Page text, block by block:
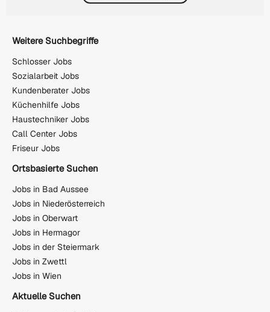
Weitere Suchbegriffe
Schlosser Jobs
Sozialarbeit Jobs
Kundenberater Jobs
Küchenhilfe Jobs
Haustechniker Jobs
Call Center Jobs
Friseur Jobs
Ortsbasierte Suchen
Jobs in Bad Aussee
Jobs in Niederösterreich
Jobs in Oberwart
Jobs in Hermagor
Jobs in der Steiermark
Jobs in Zwettl
Jobs in Wien
Aktuelle Suchen